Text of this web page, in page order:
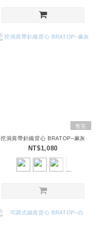
售完
挖洞肩帶針織背心 BRATOP–麻灰
NT$1,080